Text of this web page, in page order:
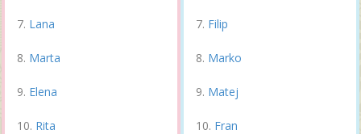
Lana
Marta
Elena
Rita
Filip
Marko
Matej
Fran